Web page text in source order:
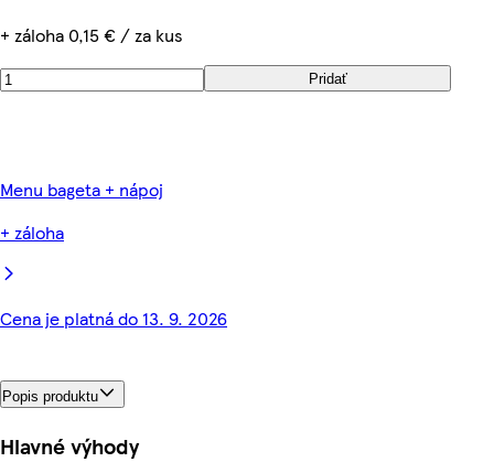
+ záloha 0,15 € / za kus
Pridať
Menu bageta + nápoj
+ záloha
Cena je platná do 13. 9. 2026
Popis produktu
Hlavné výhody